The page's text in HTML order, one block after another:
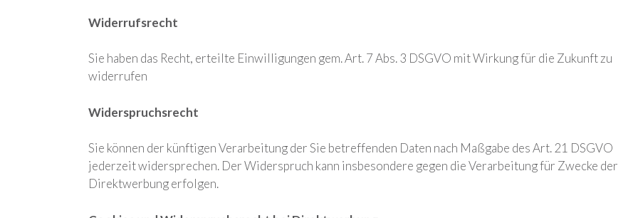
Widerrufsrecht
Sie haben das Recht, erteilte Einwilligungen gem. Art. 7 Abs. 3 DSGVO mit Wirkung für die Zukunft zu
widerrufen
Widerspruchsrecht
Sie können der künftigen Verarbeitung der Sie betreffenden Daten nach Maßgabe des Art. 21 DSGVO
jederzeit widersprechen. Der Widerspruch kann insbesondere gegen die Verarbeitung für Zwecke der
Direktwerbung erfolgen.